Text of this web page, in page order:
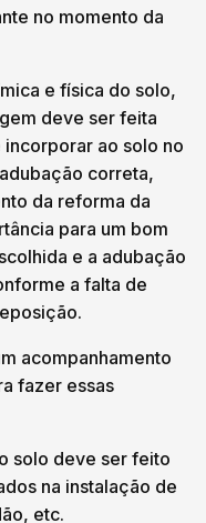
no momento da
e física do solo,
deve ser feita
ao solo no
correta,
da reforma da
para um bom
e a adubação
a falta de
acompanhamento
fazer essas
solo deve ser feito
na instalação de
etc.